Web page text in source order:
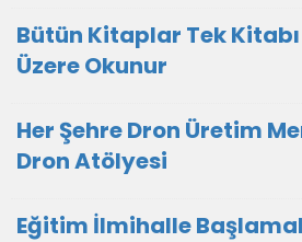
Bütün Kitaplar Tek
Üzere Okunur
Her Şehre Dron Üretim
Dron Atölyesi
Eğitim İlmihalle